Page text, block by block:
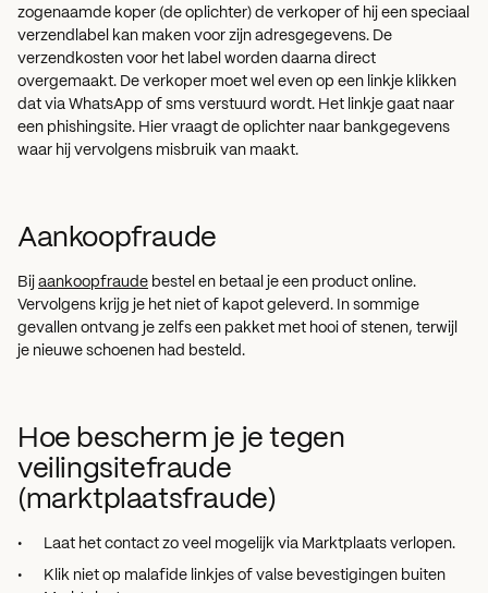
zogenaamde koper (de oplichter) de verkoper of hij een speciaal
verzendlabel kan maken voor zijn adresgegevens. De
verzendkosten voor het label worden daarna direct
overgemaakt. De verkoper moet wel even op een linkje klikken
dat via WhatsApp of sms verstuurd wordt. Het linkje gaat naar
een phishingsite. Hier vraagt de oplichter naar bankgegevens
waar hij vervolgens misbruik van maakt.
Aankoopfraude
Bij aankoopfraude bestel en betaal je een product online.
Vervolgens krijg je het niet of kapot geleverd. In sommige
gevallen ontvang je zelfs een pakket met hooi of stenen, terwijl
je nieuwe schoenen had besteld.
Hoe bescherm je je tegen
veilingsitefraude
(marktplaatsfraude)
Laat het contact zo veel mogelijk via Marktplaats verlopen.
Klik niet op malafide linkjes of valse bevestigingen buiten